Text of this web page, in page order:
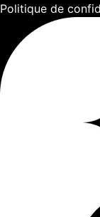
Politique de